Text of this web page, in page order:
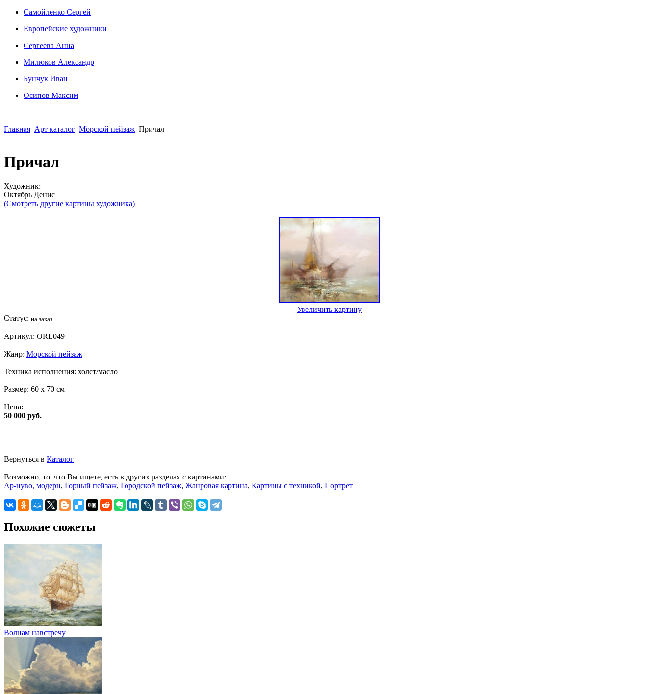
Сaмoйленко Сергей
Европейские художники
Сергеева Анна
Милюков Александр
Бунчук Иван
Осипoв Максим
Главная Арт каталог Морской пейзаж Причал
Причал
Художник:
Октябрь Денис
(Смотреть другие картины художника)
Увеличить картину
Статус: на заказ
Артикул: ORL049
Жанр: Морской пейзаж
Техника исполнения: холст/масло
Размер: 60 x 70 см
Цена:
50 000 руб.
Вернуться в Каталог
Возможно, то, что Вы ищете, есть в других разделах с картинами:
Ар-нуво, модерн, Горный пейзаж, Городской пейзаж, Жанровая картина, Картины с техникой, Портрет
Похожие сюжеты
Волнам навстречу